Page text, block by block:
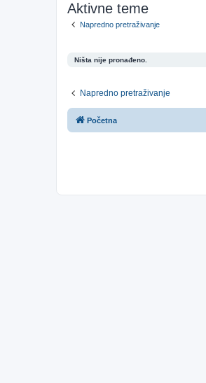
Aktivne teme
Napredno pretraživanje
Ništa nije pronađeno.
Napredno pretraživanje
Početna